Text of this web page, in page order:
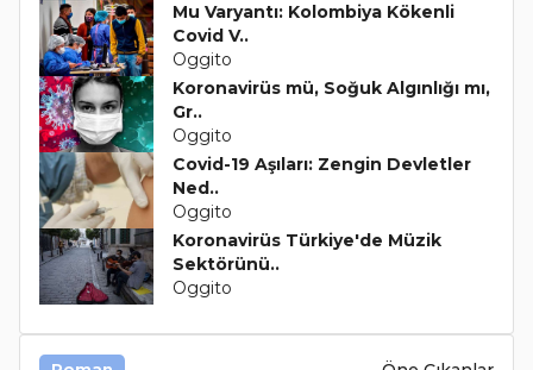
Mu Varyantı: Kolombiya Kökenli
Covid V..
Oggito
Koronavirüs mü, Soğuk Algınlığı mı,
Gr..
Oggito
Covid-19 Aşıları: Zengin Devletler
Ned..
Oggito
Koronavirüs Türkiye'de Müzik
Sektörünü..
Oggito